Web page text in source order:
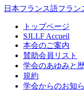
日本フランス語フラン
トップページ
SJLLF Accueil
本会のご案内
賛助会員リスト
学会のあゆみと
規約
学会からのお知